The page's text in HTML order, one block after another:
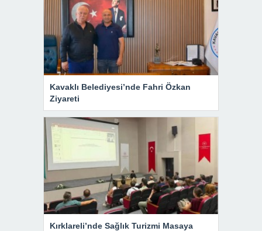
Kavaklı Belediyesi’nde Fahri Özkan
Ziyareti
Kırklareli’nde Sağlık Turizmi Masaya